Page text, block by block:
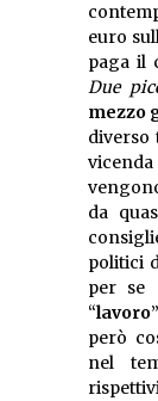
euro
paga il
Due
mezzo
diverso
da
politici
per se
“lavoro
però
nel